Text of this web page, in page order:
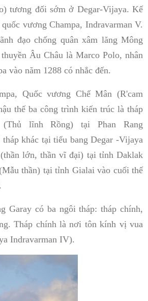
tương đối sớm ở Degar-Vijaya. Kế
vương Champa, Indravarman V.
đạo chống quân xâm lăng Mông
Âu Châu là Marco Polo, nhân
vào năm 1288 có nhắc đến.
Quốc vương Chế Mân (R'cam
thế ba công trình kiến trúc là tháp
lĩnh Rồng) tại Phan Rang
tháp khác tại tiểu bang Degar -Vijaya
lớn, thần vĩ đại) tại tỉnh Daklak
thần) tại tỉnh Gialai vào cuối thế
Garay có ba ngôi tháp: tháp chính,
Tháp chính là nơi tôn kính vị vua
Indravarman IV).